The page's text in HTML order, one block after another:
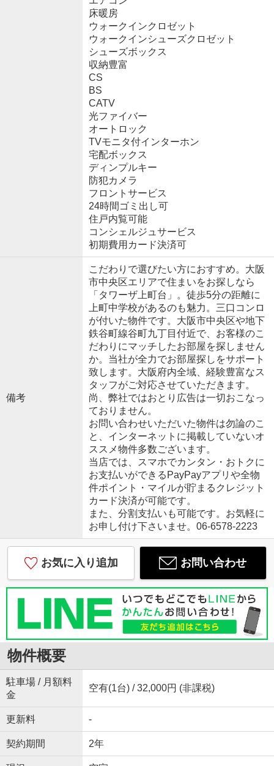
床暖房
ウォークインクロゼット
ウォークインシューズクロゼット
シューズボックス
収納豊富
CS
BS
CATV
光ファイバー
オートロック
TVモニタ付インターホン
宅配ボックス
ディンプルキー
防犯カメラ
フロントサービス
24時間ゴミ出し可
住戸内覧可能
コンシェルジュサービス
初期費用カード決済可
備考
こだわりで選びたい方におすすめ。大阪
市中央区エリアで住まいをお探しなら
「タワーザ上町台」。徒歩5分の距離に
上町中学校があるのも魅力。三口コンロ
が付いた物件です。大阪市中央区や地下
鉄谷町線谷町九丁目付近で、お客様のこ
だわりにマッチしたお部屋を探しません
か。当社が全力でお部屋探しをサポート
致します。大阪府内全域、経験豊富なス
タッフがご対応させていただきます。
尚、弊社ではおとり広告は一切おこなっ
ておりません。
お問い合わせいただいた物件は勿論のこ
と、インターネットに掲載していないオ
ススメ物件多数ございます。
当店では、スマホでカンタン・おトクに
お支払いができるPayPayアプリや全物
件ポイント・マイルが貯まるクレジット
カード決済が可能です。
また、分割支払いも可能です。お気軽に
お申し付け下さいませ。06-6578-2223
お気に入り追加 お問い合わせ
物件概要
駐車場 / 月額料
金
空有(1台) / 32,000円 (非課税)
更新料 -
契約期間 2年